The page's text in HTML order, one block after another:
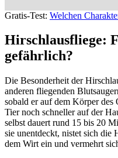
Gratis-Test: Welchen
Hirschlausfliege:
gefährlich?
Die Besonderheit der
anderen fliegenden
sobald er auf dem Körper des
Tier noch schneller auf der
selbst dauert rund 15 bis 20
sie unentdeckt, nistet sich die
dem Wirt ein und vermehrt